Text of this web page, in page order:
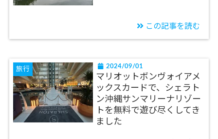
この記事を読む
旅行 2024/09/01
マリオットボンヴォイアメ
ックスカードで、シェラト
ン沖縄サンマリーナリゾー
トを無料で遊び尽くしてき
ました